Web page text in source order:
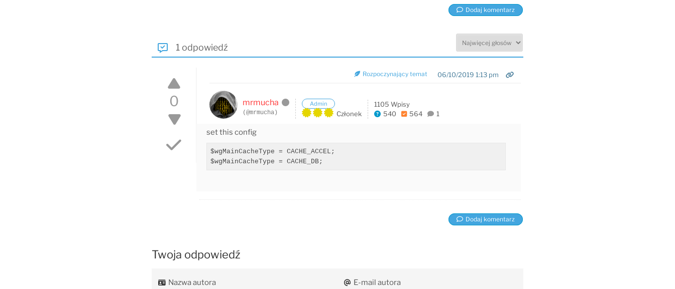
Dodaj komentarz
1 odpowiedź
0
06/10/2019 1:13 pm
Rozpoczynający temat
mrmucha
(@mrmucha)
Admin
Członek
1105 Wpisy
540
564 1
set this config
$wgMainCacheType = CACHE_ACCEL;
Dodaj komentarz
Twoja odpowiedź
Nazwa autora E-mail autora